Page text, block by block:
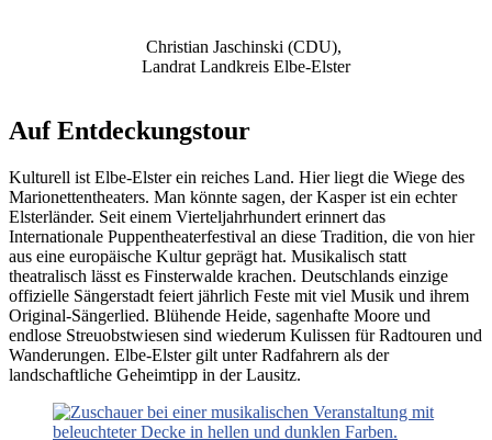
Christian Jaschinski (CDU),
Landrat Landkreis Elbe-Elster
Auf Entdeckungstour
Kulturell ist Elbe-Elster ein reiches Land. Hier liegt die Wiege des
Marionettentheaters. Man könnte sagen, der Kasper ist ein echter
Elsterländer. Seit einem Vierteljahrhundert erinnert das
Internationale Puppentheaterfestival an diese Tradition, die von hier
aus eine europäische Kultur geprägt hat. Musikalisch statt
theatralisch lässt es Finsterwalde krachen. Deutschlands einzige
offizielle Sängerstadt feiert jährlich Feste mit viel Musik und ihrem
Original-Sängerlied. Blühende Heide, sagenhafte Moore und
endlose Streuobstwiesen sind wiederum Kulissen für Radtouren und
Wanderungen. Elbe-Elster gilt unter Radfahrern als der
landschaftliche Geheimtipp in der Lausitz.